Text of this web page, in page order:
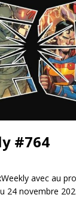
#764
avec au
24 novembre